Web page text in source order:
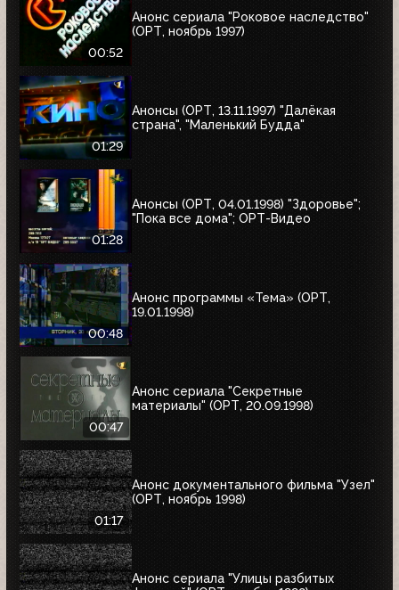
00:52
Анонс сериала "Роковое наследство"
(ОРТ, ноябрь 1997)
01:29
Анонсы (ОРТ, 13.11.1997) "Далёкая
страна", "Маленький Будда"
01:28
Анонсы (ОРТ, 04.01.1998) "Здоровье";
"Пока все дома"; ОРТ-Видео
00:48
Анонс программы «Тема» (ОРТ,
19.01.1998)
00:47
Анонс сериала "Секретные
материалы" (ОРТ, 20.09.1998)
01:17
Анонс документального фильма "Узел"
(ОРТ, ноябрь 1998)
Анонс сериала "Улицы разбитых